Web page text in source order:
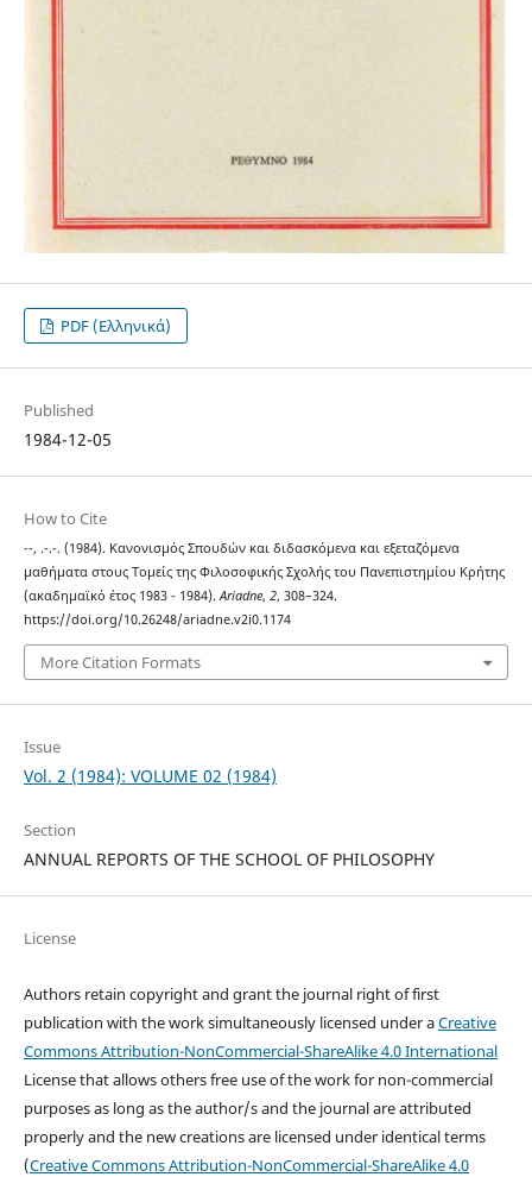
PDF (Ελληνικά)
Published
1984-12-05
How to Cite
--, .-.-. (1984). Κανονισμός Σπουδών και διδασκόμενα και εξεταζόμενα
μαθήματα στους Τομείς της Φιλοσοφικής Σχολής του Πανεπιστημίου Κρήτης
(ακαδημαϊκό έτος 1983 - 1984).Ariadne, 2, 308–324.
https://doi.org/10.26248/ariadne.v2i0.1174
More Citation Formats
Issue
Vol. 2 (1984): VOLUME 02 (1984)
Section
ANNUAL REPORTS OF THE SCHOOL OF PHILOSOPHY
License
Authors retain copyright and grant the journal right of first
publication with the work simultaneously licensed under aCreative
Commons Attribution-NonCommercial-ShareAlike 4.0 International
License that allows others free use of the work for non-commercial
purposes as long as the author/s and the journal are attributed
properly and the new creations are licensed under identical terms
(Creative Commons Attribution-NonCommercial-ShareAlike 4.0